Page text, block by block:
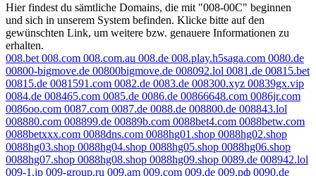
Hier findest du sämtliche Domains, die mit "008-00C" beginnen
und sich in unserem System befinden. Klicke bitte auf den
gewünschten Link, um weitere bzw. genauere Informationen zu
erhalten.
008.bet 008.com 008.com.au 008.de 008.play.h5saga.com 0080.de
00800-bigmove.de 00800bigmove.de 008092.lol 0081.de 00815.bet
00815.de 0081591.com 0082.de 0083.de 008300.xyz 00839gx.vip
0084.de 008465.com 0085.de 0086.de 00866648.com 0086jr.com
0086oo.com 0087.com 0087.de 0088.de 008800.de 008843.lol
008880.com 008899.de 00889b.com 0088bet4.com 0088betw.com
0088betxxx.com 0088dns.com 0088hg01.shop 0088hg02.shop
0088hg03.shop 0088hg04.shop 0088hg05.shop 0088hg06.shop
0088hg07.shop 0088hg08.shop 0088hg09.shop 0089.de 008942.lol
009-1.jp 009-group.ru 009.am 009.com 009.de 009.рф 0090.de